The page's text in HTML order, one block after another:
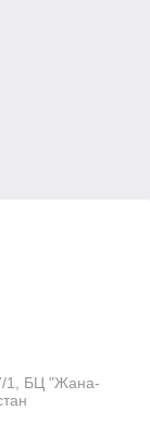
1, БЦ "Жана-